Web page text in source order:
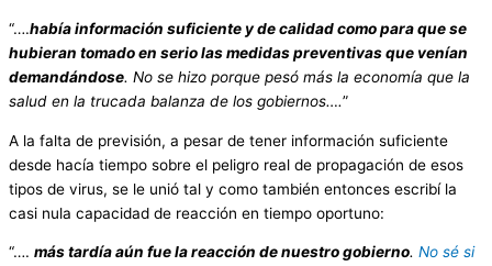
“….había información suficiente y de calidad como para que se
hubieran tomado en serio las medidas preventivas que venían
demandándose. No se hizo porque pesó más la economía que la
salud en la trucada balanza de los gobiernos….”
A la falta de previsión, a pesar de tener información suficiente
desde hacía tiempo sobre el peligro real de propagación de esos
tipos de virus, se le unió tal y como también entonces escribí la
casi nula capacidad de reacción en tiempo oportuno:
“…. más tardía aún fue la reacción de nuestro gobierno. No sé si